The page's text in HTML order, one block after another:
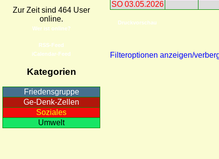
Zur Zeit sind 464 User
online.
Wer ist online?
RSS-Feed
iCalendar-Feed
Kategorien
Friedensgruppe
Ge-Denk-Zellen
Soziales
Umwelt
SO 03.05.2026
Druckvorschau
Filteroptionen anzeigen/